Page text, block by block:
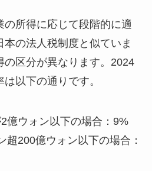
所得に応じて段階的に適
の法人税制度と似ていま
の区分が異なります。2024
以下の通りです。
億ウォン以下の場合：9%
超200億ウォン以下の場合：